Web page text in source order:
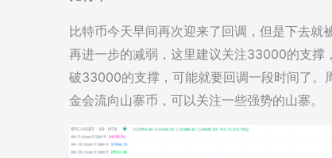
比特币今天早间再次迎来了回调，但是下去
再进一步的减弱，这里建议关注33000的支
破33000的支撑，可能就要回调一段时间了。
金会流向山寨币，可以关注一些强势的山寨。